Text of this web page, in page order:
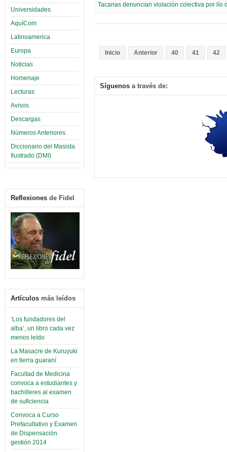
Universidades
AquíCom
Latinoamerica
Europa
Noticias
Homenaje
Lecturas
Avisos
Descargas
Números Anteriores
Diccionario del Masista
Ilustrado (DMI)
Reflexiones de Fidel
Artículos más leídos
‘Los fundadores del
alba’, un libro cada vez
menos leído
La Masacre de Kuruyuki
en tierra guaraní
Facultad de Medicina
convoca a estudiantes y
bachilleres al examen
de suficiencia
Convoca a Curso
Prefacultativo y Examen
de Dispensación
gestión 2014
Tacanas denuncian violación colectiva por lío
Inicio Anterior 40 41 42
Síguenos a través de: